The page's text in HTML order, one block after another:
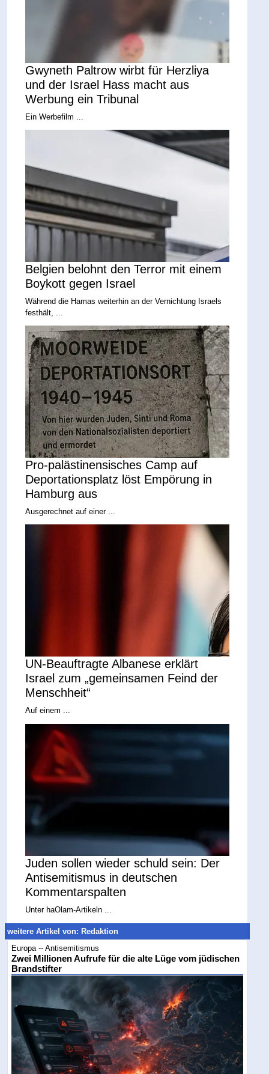
Gwyneth Paltrow wirbt für Herzliya
und der Israel Hass macht aus
Werbung ein Tribunal
Ein Werbefilm ...
Belgien belohnt den Terror mit einem
Boykott gegen Israel
Während die Hamas weiterhin an der Vernichtung Israels
festhält, ...
Pro-palästinensisches Camp auf
Deportationsplatz löst Empörung in
Hamburg aus
Ausgerechnet auf einer ...
UN-Beauftragte Albanese erklärt
Israel zum „gemeinsamen Feind der
Menschheit“
Auf einem ...
Juden sollen wieder schuld sein: Der
Antisemitismus in deutschen
Kommentarspalten
Unter haOlam-Artikeln ...
weitere Artikel von: Redaktion
Europa -- Antisemitismus
Zwei Millionen Aufrufe für die alte Lüge vom jüdischen
Brandstifter